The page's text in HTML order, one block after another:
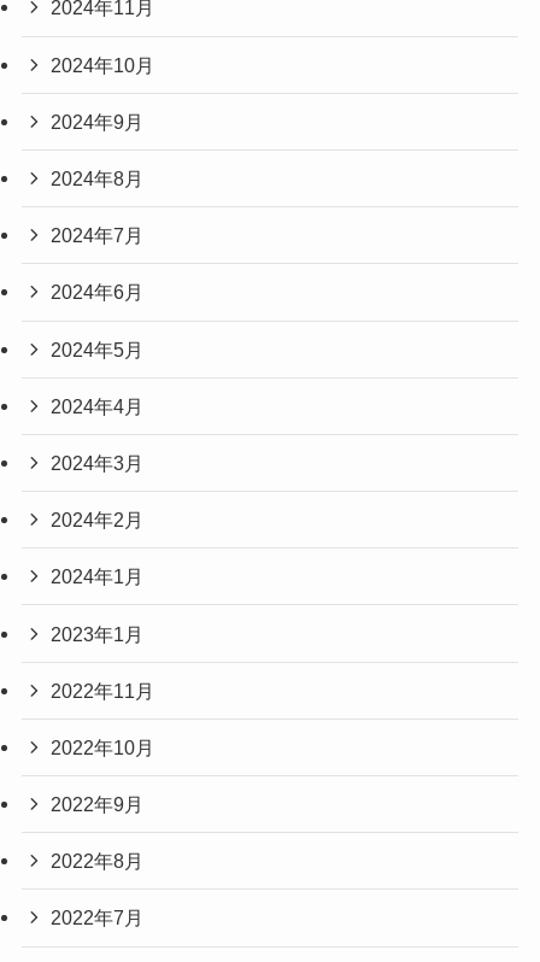
2024年11月
2024年10月
2024年9月
2024年8月
2024年7月
2024年6月
2024年5月
2024年4月
2024年3月
2024年2月
2024年1月
2023年1月
2022年11月
2022年10月
2022年9月
2022年8月
2022年7月